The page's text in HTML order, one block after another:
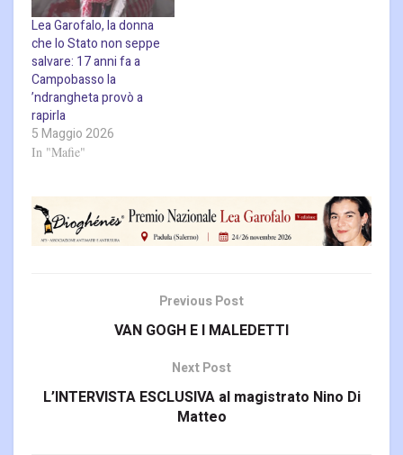
Lea Garofalo, la donna
che lo Stato non seppe
salvare: 17 anni fa a
Campobasso la
’ndrangheta provò a
rapirla
5 Maggio 2026
In "Mafie"
Previous Post
VAN GOGH E I MALEDETTI
Next Post
L’INTERVISTA ESCLUSIVA al magistrato Nino Di
Matteo